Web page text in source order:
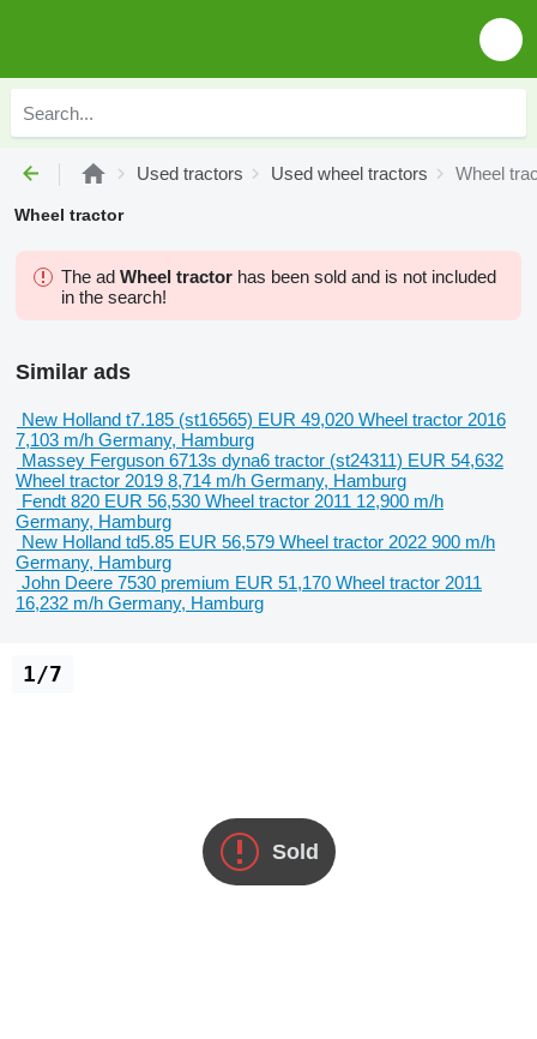
Used tractors Used wheel tractors Wheel
Wheel tractor
The ad Wheel tractor has been sold and is not included
in the search!
Similar ads
New Holland t7.185 (st16565) EUR 49,020 Wheel tractor 2016
7,103 m/h Germany, Hamburg
Massey Ferguson 6713s dyna6 tractor (st24311) EUR 54,632
Wheel tractor 2019 8,714 m/h Germany, Hamburg
Fendt 820 ​​​​​​​​​‌‌​​​​‌​​​​​​​​​‌‌‌​‌​‌​​​​​​​​​‌‌‌​‌​​​​​​​​​​​‌‌​ EUR 56,530 Wheel tractor 2011 12,900 m/h
Germany, Hamburg
New Holland td5.85 EUR 56,579 Wheel tractor 2022 900 m/h
Germany, Hamburg
John Deere 7530 premium EUR 51,170 Wheel tractor 2011
16,232 m/h Germany, Hamburg
Sold
1/7